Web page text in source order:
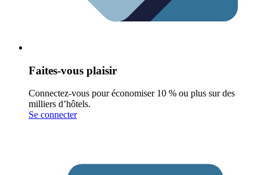
Faites-vous plaisir
Connectez-vous pour économiser 10 % ou plus sur des
milliers d’hôtels.
Se connecter